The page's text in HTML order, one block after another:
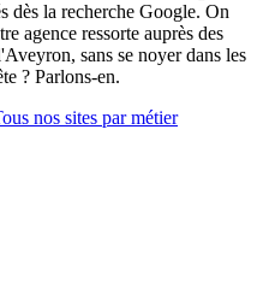
dès la recherche Google. On
agence ressorte auprès des
sans se noyer dans les
? Parlons-en.
nos sites par métier